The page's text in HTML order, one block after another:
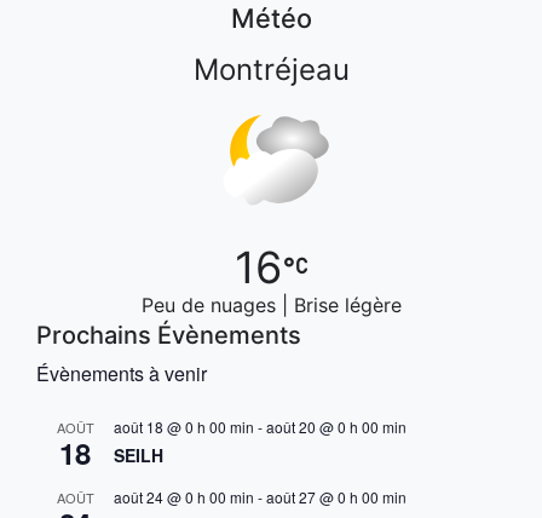
Météo
Montréjeau
16
Peu de nuages | Brise légère
Prochains Évènements
Évènements à venir
AOÛT
18
août 18 @ 0 h 00 min -août 20 @ 0 h 00 min
SEILH
AOÛT août 24 @ 0 h 00 min -août 27 @ 0 h 00 min